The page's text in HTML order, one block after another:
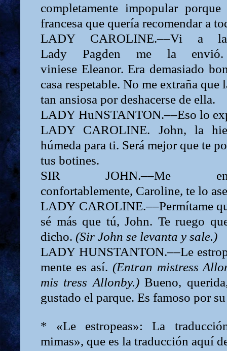
completamente impopular
francesa que quería recomendar a
LADY CAROLINE.––Vi a
Lady Pagden me la
viniese Eleanor.Era demasiado
casa respetable. No me extraña que
tan ansiosa por deshacerse de ella.
LADY HuNSTANTON.––Eso lo
LADY CAROLINE. John, la
húmeda para ti. Será mejor que te
tus botines.
SIRJOHN.––Me
confortablemente, Caroline, te lo
LADY CAROLINE.––Permítame
sé más que tú, John. Te ruego
dicho. (Sir John se levanta y sale.)
LADY HUNSTANTON.––Le
mente es así. (Entran mistress
mis tress Allonby.)Bueno,
gustado el parque. Es famoso por
* «Le estropeas»: La
mimas», que es la traducción aquí